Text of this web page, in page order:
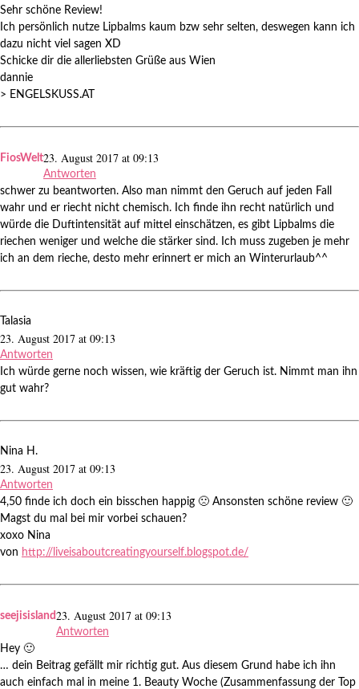
Sehr schöne Review!
Ich persönlich nutze Lipbalms kaum bzw sehr selten, deswegen kann ich
dazu nicht viel sagen XD
Schicke dir die allerliebsten Grüße aus Wien
dannie
> ENGELSKUSS.AT
FiosWelt23. August 2017 at 09:13
Antworten
schwer zu beantworten. Also man nimmt den Geruch auf jeden Fall
wahr und er riecht nicht chemisch. Ich finde ihn recht natürlich und
würde die Duftintensität auf mittel einschätzen, es gibt Lipbalms die
riechen weniger und welche die stärker sind. Ich muss zugeben je mehr
ich an dem rieche, desto mehr erinnert er mich an Winterurlaub^^
Talasia
23. August 2017 at 09:13
Antworten
Ich würde gerne noch wissen, wie kräftig der Geruch ist. Nimmt man ihn
gut wahr?
Nina H.
23. August 2017 at 09:13
Antworten
4,50 finde ich doch ein bisschen happig 🙁 Ansonsten schöne review 🙂
Magst du mal bei mir vorbei schauen?
xoxo Nina
von http://liveisaboutcreatingyourself.blogspot.de/
seejisisland23. August 2017 at 09:13
Antworten
Hey 🙂
… dein Beitrag gefällt mir richtig gut. Aus diesem Grund habe ich ihn
auch einfach mal in meine 1. Beauty Woche (Zusammenfassung der Top